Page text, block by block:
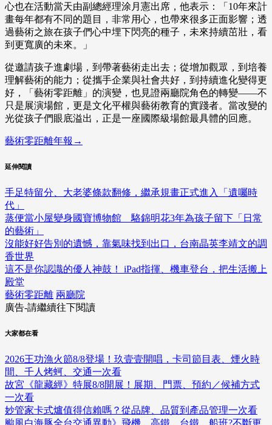
心也在活動當天由副總經理涂月憲出席，他表示：「10年來計
畫每年都有不同的題目，非常用心，也帶來很多正面影響；透
過藝術之旅在孩子們心中埋下閃亮的種子，未來持續茁壯，看
到更寬廣的未來。」
從邀請孩子進劇場，到帶著藝術走出去；從增加觀眾，到培養
理解藝術的能力；從攜手企業與社會共好，到持續進化變得更
好，「藝術零距離」的演變，也見證兩廳院角色的轉變——不
只是展演場館，更是文化平權與藝術教育的實踐者。當改變的
光從孩子們眼底溢出，正是一座國際級場館最具體的回應。
藝術零距離年報→
延伸閱讀
手足特留分、大老婆條款翻修，繼承規畫正式進入「遺囑時
代」
蒸便當小屋變身國寶博物館 駱錦明花3年為孩子留下「日常
的藝術」
沒能好好告別的遺憾，靠氣味找到出口，台南晶英李靖文的調
香世界
這不是你認識的優人神鼓！ iPad指揮、機車登台，把生活搬上
殿堂
藝術零距離 兩廳院
廣告-請繼續往下閱讀
大家都在看
2026王功漁火節8/8登場！玖壹壹開唱，卡司節目表、煙火時
間、千人烤蚵、交通一次看
故宮《龍藏經》特展8/8開展！展期、門票、預約／候補方式
一次看
妙管家卡式爐值得信賴嗎？從品牌、品質到產品管理一次看